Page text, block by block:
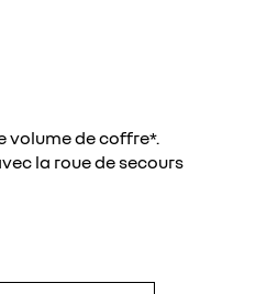
volume de coffre*.
la roue de secours